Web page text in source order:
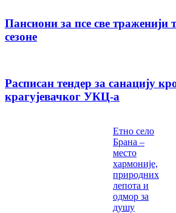
Пансиони за псе све траженији
сезоне
Расписан тендер за санацију
крагујевачког УКЦ-а
Етно село
Брана –
место
хармоније,
природних
лепота и
одмор за
душу